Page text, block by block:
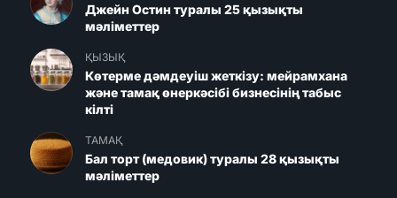
Джейн Остин туралы 25 қызықты
мәліметтер
ҚЫЗЫҚ
Көтерме дәмдеуіш жеткізу: мейрамхана
және тамақ өнеркәсібі бизнесінің табыс
кілті
ТАМАҚ
Бал торт (медовик) туралы 28 қызықты
мәліметтер